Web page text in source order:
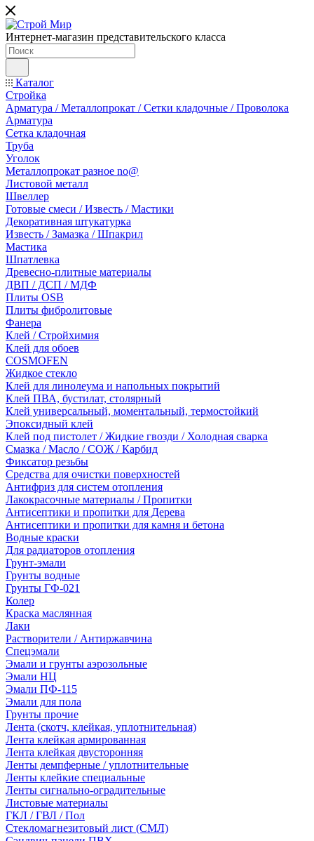
Интернет-магазин представительского класса
Каталог
Стройка
Арматура / Металлопрокат / Сетки кладочные / Проволока
Арматура
Сетка кладочная
Труба
Уголок
Металлопрокат разное no@
Листовой металл
Швеллер
Готовые смеси / Известь / Мастики
Декоративная штукатурка
Известь / Замазка / Шпакрил
Мастика
Шпатлевка
Древесно-плитные материалы
ДВП / ДСП / МДФ
Плиты OSB
Плиты фибролитовые
Фанера
Клей / Стройхимия
Клей для обоев
COSMOFEN
Жидкое стекло
Клей для линолеума и напольных покрытий
Клей ПВА, бустилат, столярный
Клей универсальный, моментальный, термостойкий
Эпоксидный клей
Клей под пистолет / Жидкие гвозди / Холодная сварка
Смазка / Масло / СОЖ / Карбид
Фиксатор резьбы
Средства для очистки поверхностей
Антифриз для систем отопления
Лакокрасочные материалы / Пропитки
Антисептики и пропитки для Дерева
Антисептики и пропитки для камня и бетона
Водные краски
Для радиаторов отопления
Грунт-эмали
Грунты водные
Грунты ГФ-021
Колер
Краска маслянная
Лаки
Растворители / Антиржавчина
Спецэмали
Эмали и грунты аэрозольные
Эмали НЦ
Эмали ПФ-115
Эмали для пола
Грунты прочие
Лента (скотч, клейкая, уплотнительная)
Лента клейкая армированная
Лента клейкая двусторонняя
Ленты демпферные / уплотнительные
Ленты клейкие специальные
Ленты сигнально-оградительные
Листовые материалы
ГКЛ / ГВЛ / Пол
Стекломагнезитовый лист (СМЛ)